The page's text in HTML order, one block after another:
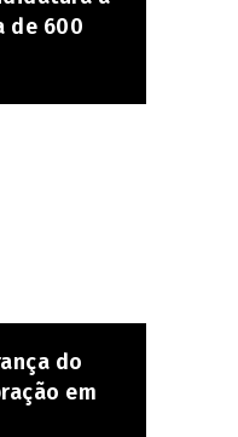
de 600
do
em